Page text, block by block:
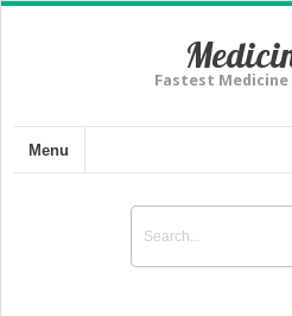
Fastest
Menu